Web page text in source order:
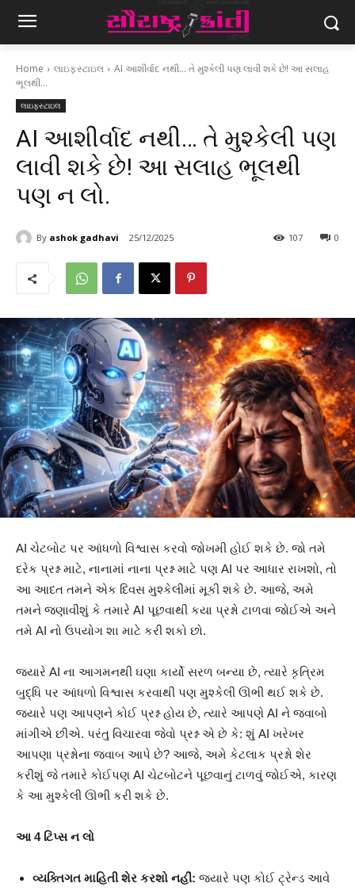
Home લાઇફસ્ટાઇલ
AI આશીર્વાદ નથી... તે મુશ્કેલી પણ લાવી શકે છે! આ સલાહ
ભૂલથી...
લાઇફસ્ટાઇલ
AI આશીર્વાદ નથી… તે મુશ્કેલી પણ
લાવી શકે છે! આ સલાહ ભૂલથી
પણ ન લો.
By ashok gadhavi 25/12/2025 0
107
AI ચેટબોટ પર આંધળો વિશ્વાસ કરવો જોખમી હોઈ શકે છે. જો તમે
દરેક પ્રશ્ન માટે, નાનામાં નાના પ્રશ્ન માટે પણ AI પર આધાર રાખશો, તો
આ આદત તમને એક દિવસ મુશ્કેલીમાં મૂકી શકે છે. આજે, અમે
તમને જણાવીશું કે તમારે AI પૂછવાથી કયા પ્રશ્નો ટાળવા જોઈએ અને
તમે AI નો ઉપયોગ શા માટે કરી શકો છો.
જ્યારે AI ના આગમનથી ઘણા કાર્યો સરળ બન્યા છે, ત્યારે કૃત્રિમ
બુદ્ધિ પર આંધળો વિશ્વાસ કરવાથી પણ મુશ્કેલી ઊભી થઈ શકે છે.
જ્યારે પણ આપણને કોઈ પ્રશ્ન હોય છે, ત્યારે આપણે AI ને જવાબો
માંગીએ છીએ. પરંતુ વિચારવા જેવો પ્રશ્ન એ છે કે: શું AI ખરેખર
આપણા પ્રશ્નોના જવાબ આપે છે? આજે, અમે કેટલાક પ્રશ્નો શેર
કરીશું જે તમારે કોઈપણ AI ચેટબોટને પૂછવાનું ટાળવું જોઈએ, કારણ
કે આ મુશ્કેલી ઊભી કરી શકે છે.
આ 4 ટિપ્સ ન લો
વ્યક્તિગત માહિતી શેર કરશો નહીં: જ્યારે પણ કોઈ ટ્રેન્ડ આવે